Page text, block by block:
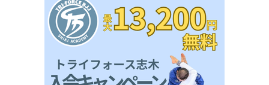
BLOG
アクセス
English